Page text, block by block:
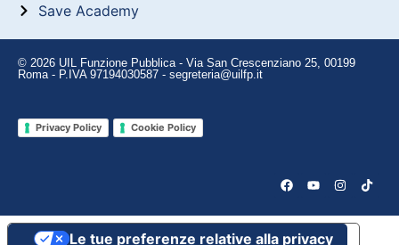
Save Academy
© 2026 UIL Funzione Pubblica - Via San Crescenziano 25, 00199
Roma - P.IVA 97194030587 - segreteria@uilfp.it
Privacy Policy Cookie Policy
Le tue preferenze relative alla privacy